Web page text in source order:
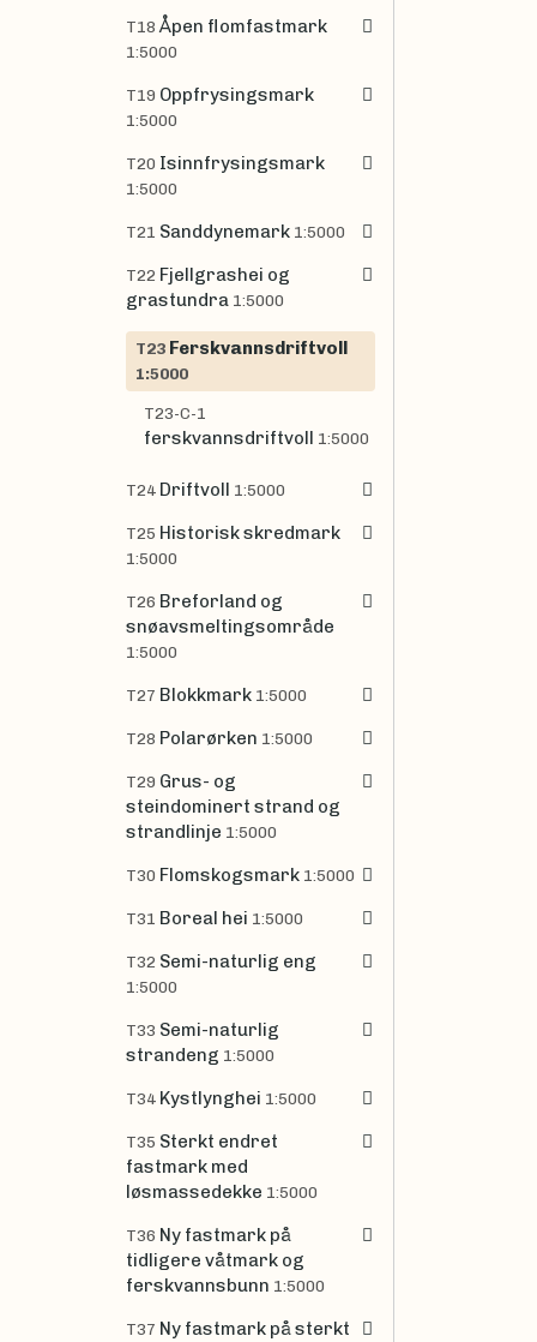
T18Åpen flomfastmark
1:5000
T19 Oppfrysingsmark
1:5000
T20 Isinnfrysingsmark
1:5000
T21 Sanddynemark 1:5000
T22 Fjellgrashei og
grastundra 1:5000
T23 Ferskvannsdriftvoll
1:5000
T23-C-1
ferskvannsdriftvoll 1:5000
T24 Driftvoll 1:5000
T25 Historisk skredmark
1:5000
T26 Breforland og
snøavsmeltingsområde
1:5000
T27 Blokkmark 1:5000
T28 Polarørken 1:5000
T29 Grus- og
steindominert strand og
strandlinje 1:5000
T30 Flomskogsmark 1:5000
T31 Boreal hei 1:5000
T32 Semi-naturlig eng
1:5000
T33 Semi-naturlig
strandeng 1:5000
T34 Kystlynghei 1:5000
T35 Sterkt endret
fastmark med
løsmassedekke 1:5000
T36 Ny fastmark på
tidligere våtmark og
ferskvannsbunn 1:5000
T37 Ny fastmark på sterkt